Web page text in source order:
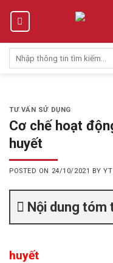
kiếm:
TƯ VẤN SỬ DỤNG
Cơ chế hoạt
huyết
POSTED ON 24/10/2021 BY
Nội dung tóm
huyết